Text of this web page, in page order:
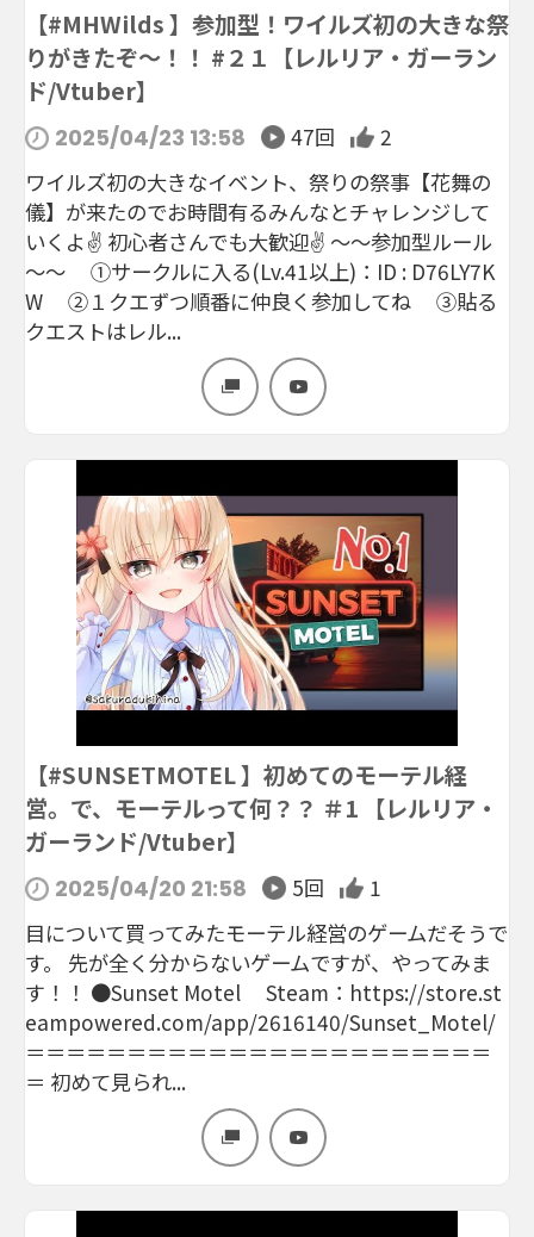
【#MHWilds 】参加型！ワイルズ初の大きな祭
りがきたぞ～！！ #２１【レルリア・ガーラン
ド/Vtuber】
2025/04/23 13:58 47回
2
ワイルズ初の大きなイベント、祭りの祭事【花舞の
儀】が来たのでお時間有るみんなとチャレンジして
いくよ✌ 初心者さんでも大歓迎✌ ～～参加型ルール
～～ ①サークルに入る(Lv.41以上)：ID : D76LY7K
W ②１クエずつ順番に仲良く参加してね ③貼る
クエストはレル...
【#SUNSETMOTEL 】初めてのモーテル経
営。で、モーテルって何？？ ＃1 【レルリア・
ガーランド/Vtuber】
2025/04/20 21:58 5回
1
目について買ってみたモーテル経営のゲームだそうで
す。 先が全く分からないゲームですが、やってみま
す！！ ●Sunset Motel Steam：https://store.st
eampowered.com/app/2616140/Sunset_Motel/
＝＝＝＝＝＝＝＝＝＝＝＝＝＝＝＝＝＝＝＝＝＝＝
＝ 初めて見られ...